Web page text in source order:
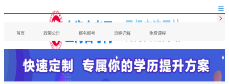

首页 政策公告 报名报考 流程详解 免费课程
